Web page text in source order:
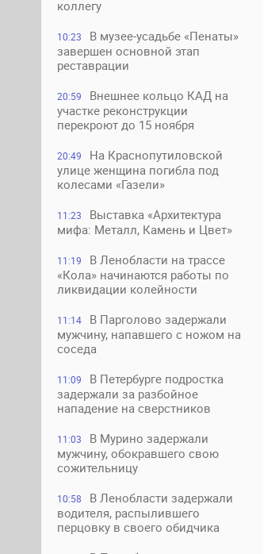
коллегу
10:23
В музее-усадьбе «Пенаты»
завершен основной этап
реставрации
20:59
Внешнее кольцо КАД на
участке реконструкции
перекроют до 15 ноября
20:49
На Краснопутиловской
улице женщина погибла под
колесами «Газели»
11:23
Выставка «Архитектура
мифа: Металл, Камень и Цвет»
11:19
В Ленобласти на трассе
«Кола» начинаются работы по
ликвидации колейности
11:14
В Парголово задержали
мужчину, напавшего с ножом на
соседа
11:09
В Петербурге подростка
задержали за разбойное
нападение на сверстников
11:03
В Мурино задержали
мужчину, обокравшего свою
сожительницу
10:58
В Ленобласти задержали
водителя, распылившего
перцовку в своего обидчика